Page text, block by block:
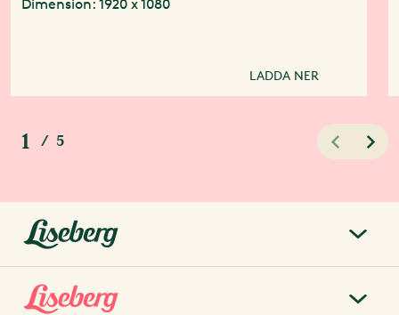
Dimension: 1920 x 1080
LADDA NER
1 / 5
liseberg.se